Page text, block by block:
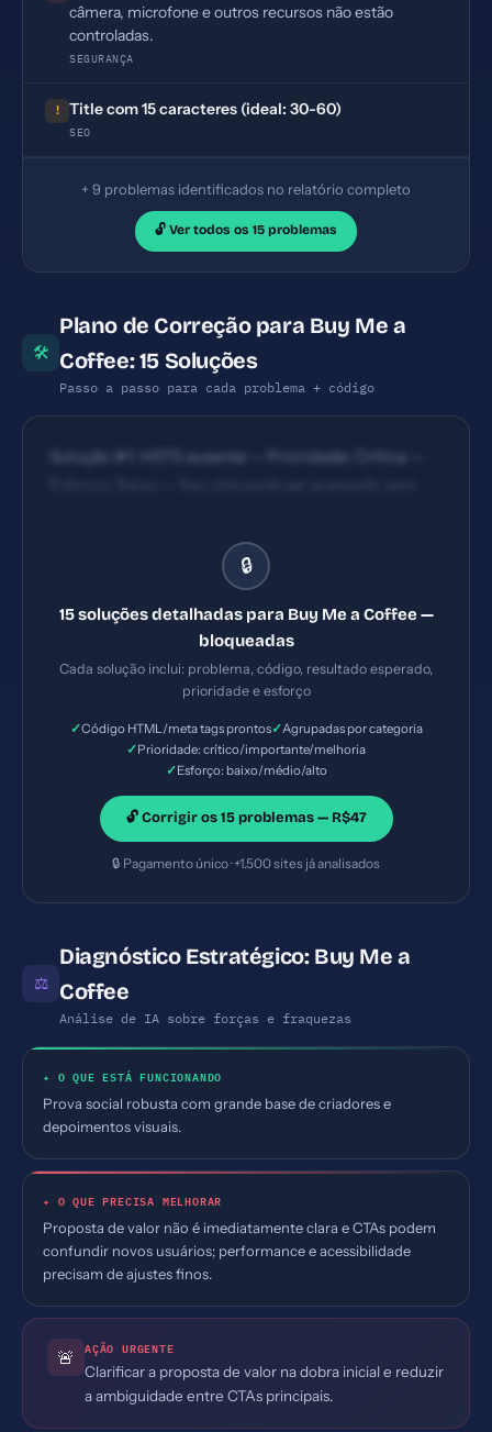
câmera, microfone e outros recursos não estão
controladas.
SEGURANÇA
! Title com 15 caracteres (ideal: 30-60)
SEO
+ 9 problemas identificados no relatório completo
🔓 Ver todos os 15 problemas
🛠
Plano de Correção para Buy Me a
Coffee: 15 Soluções
Passo a passo para cada problema + código
Solução #1: HSTS ausente — Prioridade: Crítica —
Content Security Policy ausente — Prioridade:
Crítica — Esforço: Baixo — Seu site está vulnerável a
Solução #6: Title com 15 caracteres (ideal: 30-60)
— Prioridade: Importante — Esforço: Baixo
🔒
15 soluções detalhadas para Buy Me a Coffee —
bloqueadas
Cada solução inclui: problema, código, resultado esperado,
prioridade e esforço
✓Código HTML/meta tags prontos✓Agrupadas por categoria
✓Prioridade: crítico/importante/melhoria
✓Esforço: baixo/médio/alto
🔓 Corrigir os 15 problemas — R$47
🔒 Pagamento único · +1.500 sites já analisados
⚖
Diagnóstico Estratégico: Buy Me a
Coffee
Análise de IA sobre forças e fraquezas
✦ O QUE ESTÁ FUNCIONANDO
Prova social robusta com grande base de criadores e
depoimentos visuais.
✦ O QUE PRECISA MELHORAR
Proposta de valor não é imediatamente clara e CTAs podem
confundir novos usuários; performance e acessibilidade
precisam de ajustes finos.
🚨 AÇÃO URGENTE
Clarificar a proposta de valor na dobra inicial e reduzir
a ambiguidade entre CTAs principais.